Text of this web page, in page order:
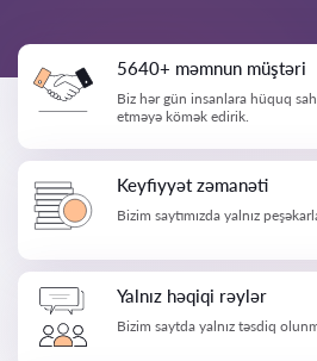
5640+ məmnun müştəri
Biz hər gün insanlara hüquq
etməyə kömək edirik.
Keyfiyyət zəmanəti
Bizim saytımızda yalnız
Yalnız həqiqi rəylər
Bizim saytda yalnız təsdiq